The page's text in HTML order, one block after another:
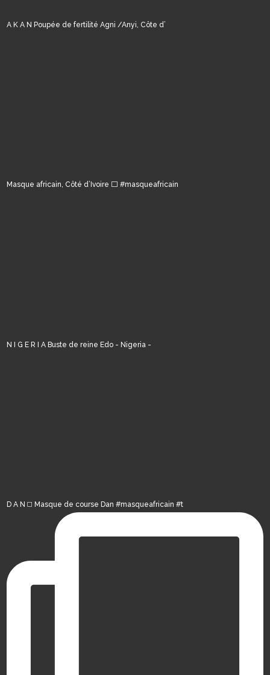
A K A N Poupée de fertilité Agni /Anyi, Côte d’
Masque africain, Côté d’Ivoire ⬜️ #masqueafricain
N I G E R I A Buste de reine Edo - Nigeria -
D A N ◻️ Masque de course Dan #masqueafricain #t